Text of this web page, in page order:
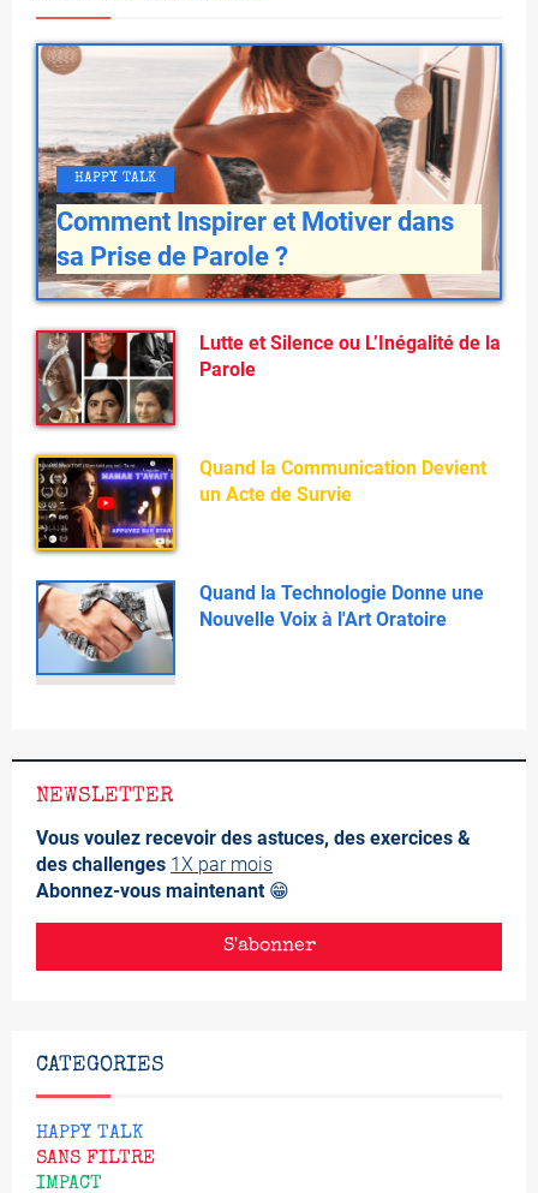
HAPPY TALK
Comment Inspirer et Motiver dans
sa Prise de Parole ?
Lutte et Silence ou L’Inégalité de la
Parole
Quand la Communication Devient
un Acte de Survie
Quand la Technologie Donne une
Nouvelle Voix à l'Art Oratoire
NEWSLETTER
Vous voulez recevoir des astuces, des exercices &
des challenges 1X par mois
Abonnez-vous maintenant😁
S'abonner
CATEGORIES
HAPPY TALK
SANS FILTRE
IMPACT